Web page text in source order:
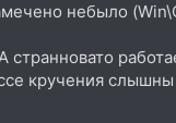
небыло
странновато
кручения